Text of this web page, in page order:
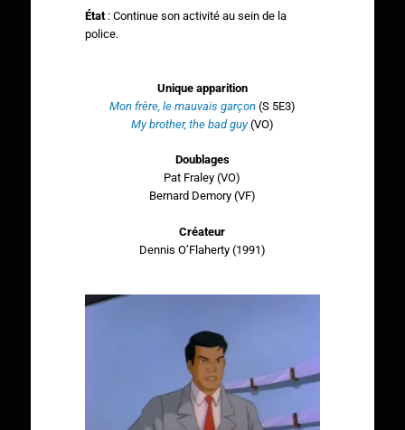
État: Continue son activité au sein de la
police.
Unique apparition
Mon frère, le mauvais garçon(S 5E3)
My brother, the bad guy (VO)
Doublages
Pat Fraley (VO)
Bernard Demory (VF)
Créateur
Dennis O’Flaherty (1991)